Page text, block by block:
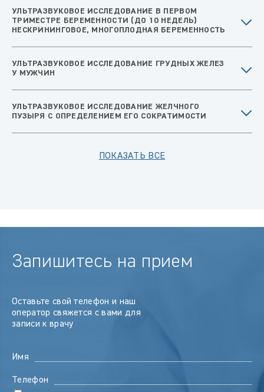
УЛЬТРАЗВУКОВОЕ ИССЛЕДОВАНИЕ В ПЕРВОМ
ТРИМЕСТРЕ БЕРЕМЕННОСТИ (ДО 10 НЕДЕЛЬ)
НЕСКРИНИНГОВОЕ, МНОГОПЛОДНАЯ БЕРЕМЕННОСТЬ
УЛЬТРАЗВУКОВОЕ ИССЛЕДОВАНИЕ ГРУДНЫХ ЖЕЛЕЗ
У МУЖЧИН
УЛЬТРАЗВУКОВОЕ ИССЛЕДОВАНИЕ ЖЕЛЧНОГО
ПУЗЫРЯ С ОПРЕДЕЛЕНИЕМ ЕГО СОКРАТИМОСТИ
ПОКАЗАТЬ ВСЕ
Запишитесь на прием
Оставьте свой телефон и наш
оператор свяжется с вами для
записи к врачу
Имя
Телефон